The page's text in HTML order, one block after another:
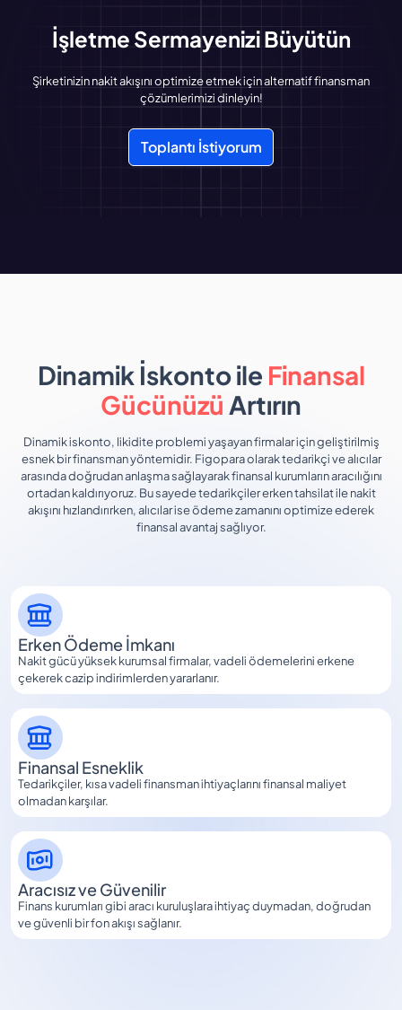
İşletme Sermayenizi Büyütün
Şirketinizin nakit akışını optimize etmek için alternatif finansman
çözümlerimizi dinleyin!
Toplantı İstiyorum
Dinamik İskonto ile Finansal
Gücünüzü Artırın
Dinamik iskonto, likidite problemi yaşayan firmalar için geliştirilmiş
esnek bir finansman yöntemidir. Figopara olarak tedarikçi ve alıcılar
arasında doğrudan anlaşma sağlayarak finansal kurumların aracılığını
ortadan kaldırıyoruz. Bu sayede tedarikçiler erken tahsilat ile nakit
akışını hızlandırırken, alıcılar ise ödeme zamanını optimize ederek
finansal avantaj sağlıyor.
Erken Ödeme İmkanı
Nakit gücü yüksek kurumsal firmalar, vadeli ödemelerini erkene
çekerek cazip indirimlerden yararlanır.
Finansal Esneklik
Tedarikçiler, kısa vadeli finansman ihtiyaçlarını finansal maliyet
olmadan karşılar.
Aracısız ve Güvenilir
Finans kurumları gibi aracı kuruluşlara ihtiyaç duymadan, doğrudan
ve güvenli bir fon akışı sağlanır.